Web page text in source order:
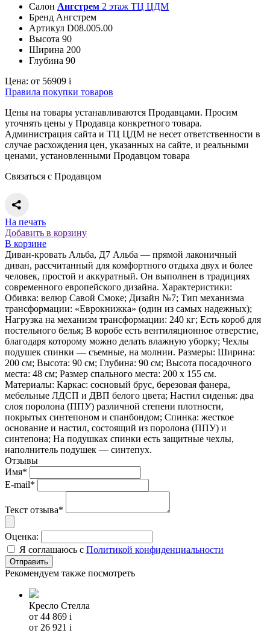
Салон Ангстрем 2 этаж ТЦ ЦДМ
Бренд Ангстрем
Артикул D08.005.00
Высота 90
Ширина 200
Глубина 90
Цена: от 56909 i
Правила покупки товаров
Цены на товары устанавливаются Продавцами. Просим
уточнять цены у Продавца конкретного товара.
Администрация сайта и ТЦ ЦДМ не несет ответственности в
случае расхождения цен, указанных на сайте, и реальными
ценами, установленными Продавцом товара
Связаться с Продавцом
На печать
Добавить в корзину
В корзине
Диван-кровать Альба, Д7 Альба — прямой лаконичный
диван, рассчитанный для комфортного отдыха двух и более
человек, простой и аккуратный. Он выполнен в традициях
современного европейского дизайна. Характеристики:
Обивка: велюр Савой Смоке; Дизайн №7; Тип механизма
трансформации: «Еврокнижка» (один из самых надежных);
Нагрузка на механизм трансформации: 240 кг; Есть короб для
постельного белья; В коробе есть вентиляционное отверстие,
благодаря которому можно делать влажную уборку; Чехлы
подушек спинки — съемные, на молнии. Размеры: Ширина:
200 см; Высота: 90 см; Глубина: 90 см; Высота посадочного
места: 48 см; Размер спального места: 200 х 155 см.
Материалы: Каркас: сосновый брус, березовая фанера,
мебельные ЛДСП и ДВП белого цвета; Настил сиденья: два
слоя поролона (ППУ) различной степени плотности,
покрытых синтепоном и спанбондом; Спинка: жесткое
основание и настил, состоящий из поролона (ППУ) и
синтепона; На подушках спинки есть защитные чехлы,
наполнитель подушек — синтепух.
Отзывы
Имя*
E-mail*
Текст отзыва*
Оценка:
Я соглашаюсь с Политикой конфиденциальности
Рекомендуем также посмотреть
Кресло Стелла
от 44 869 i
от 26 921 i